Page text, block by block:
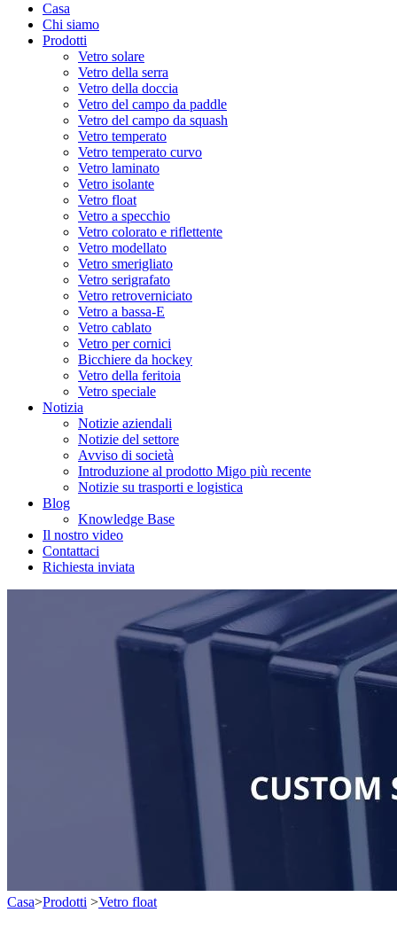
Casa
Chi siamo
Prodotti
Vetro solare
Vetro della serra
Vetro della doccia
Vetro del campo da paddle
Vetro del campo da squash
Vetro temperato
Vetro temperato curvo
Vetro laminato
Vetro isolante
Vetro float
Vetro a specchio
Vetro colorato e riflettente
Vetro modellato
Vetro smerigliato
Vetro serigrafato
Vetro retroverniciato
Vetro a bassa-E
Vetro cablato
Vetro per cornici
Bicchiere da hockey
Vetro della feritoia
Vetro speciale
Notizia
Notizie aziendali
Notizie del settore
Avviso di società
Introduzione al prodotto Migo più recente
Notizie su trasporti e logistica
Blog
Knowledge Base
Il nostro video
Contattaci
Richiesta inviata
Casa>Prodotti >Vetro float